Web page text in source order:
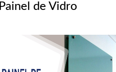
Painel de Vidro